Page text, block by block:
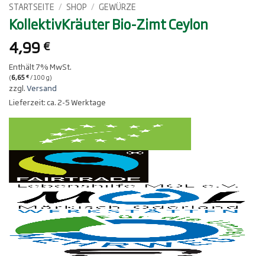
STARTSEITE / SHOP / GEWÜRZE
KollektivKräuter Bio-Zimt Ceylon
4,99 €
Enthält 7% MwSt.
(6,65€/ 100 g)
zzgl.Versand
Lieferzeit: ca. 2-5 Werktage